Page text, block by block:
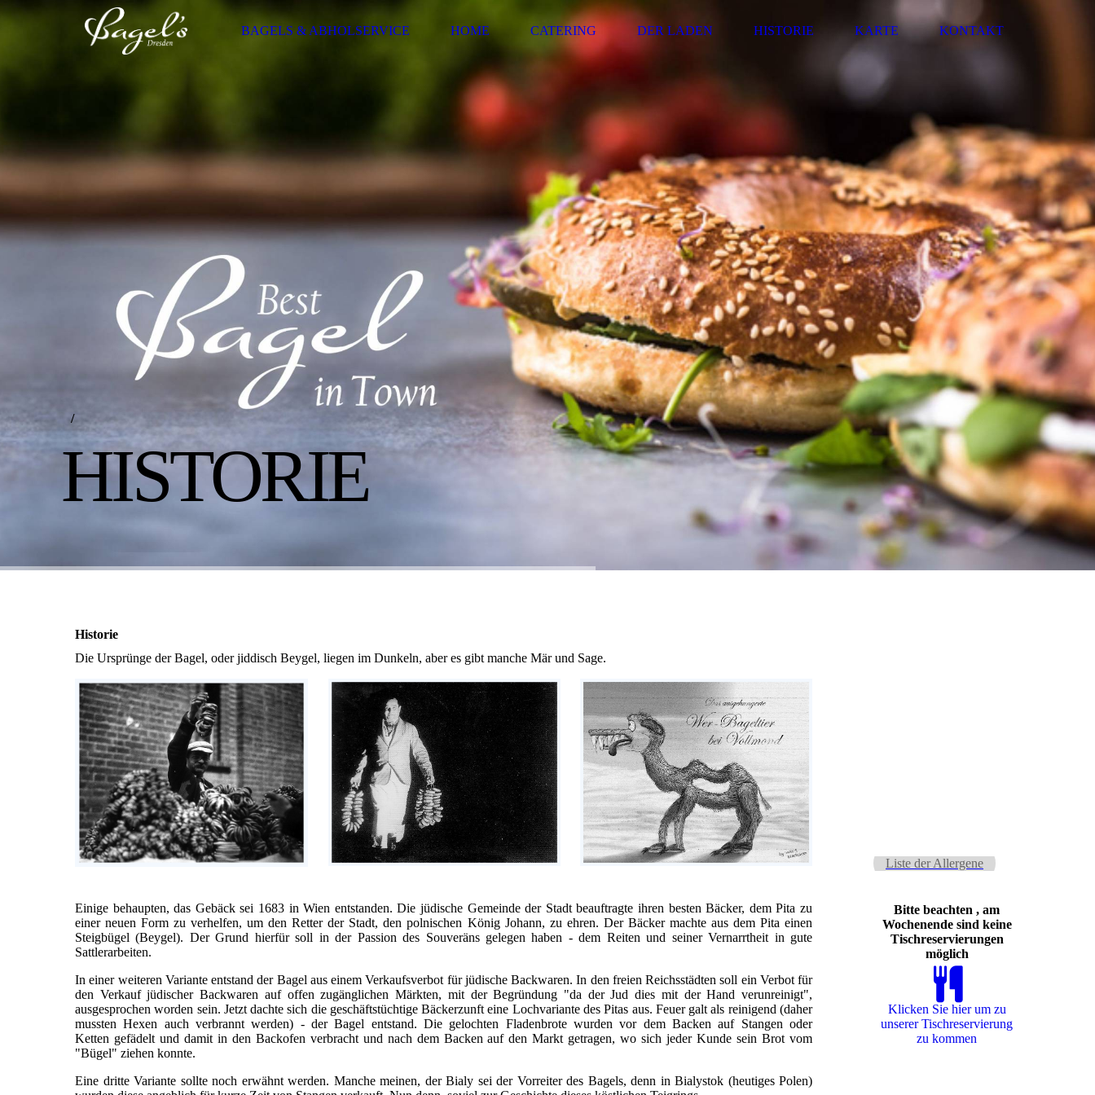
BAGELS & ABHOLSERVICE HOME CATERING DER LADEN HISTORIE KARTE KONTAKT
/
HISTORIE
Historie
Die Ursprünge der Bagel, oder jiddisch Beygel, liegen im Dunkeln, aber es gibt manche Mär und Sage.
Einige behaupten, das Gebäck sei 1683 in Wien entstanden. Die jüdische Gemeinde der Stadt beauftragte ihren besten Bäcker, dem Pita zu
einer neuen Form zu verhelfen, um den Retter der Stadt, den polnischen König Johann, zu ehren. Der Bäcker machte aus dem Pita einen
Steigbügel (Beygel). Der Grund hierfür soll in der Passion des Souveräns gelegen haben - dem Reiten und seiner Vernarrtheit in gute
Sattlerarbeiten.
In einer weiteren Variante entstand der Bagel aus einem Verkaufsverbot für jüdische Backwaren. In den freien Reichsstädten soll ein Verbot für
den Verkauf jüdischer Backwaren auf offen zugänglichen Märkten, mit der Begründung "da der Jud dies mit der Hand verunreinigt",
ausgesprochen worden sein. Jetzt dachte sich die geschäftstüchtige Bäckerzunft eine Lochvariante des Pitas aus. Feuer galt als reinigend (daher
mussten Hexen auch verbrannt werden) - der Bagel entstand. Die gelochten Fladenbrote wurden vor dem Backen auf Stangen oder
Ketten gefädelt und damit in den Backofen verbracht und nach dem Backen auf den Markt getragen, wo sich jeder Kunde sein Brot vom
"Bügel" ziehen konnte.
Eine dritte Variante sollte noch erwähnt werden. Manche meinen, der Bialy sei der Vorreiter des Bagels, denn in Bialystok (heutiges Polen)
Liste der Allergene
Bitte beachten , am
Wochenende sind keine
Tischreservierungen
möglich
Klicken Sie hier um zu
unserer Tisch­re­ser­vie­rung
zu kommen